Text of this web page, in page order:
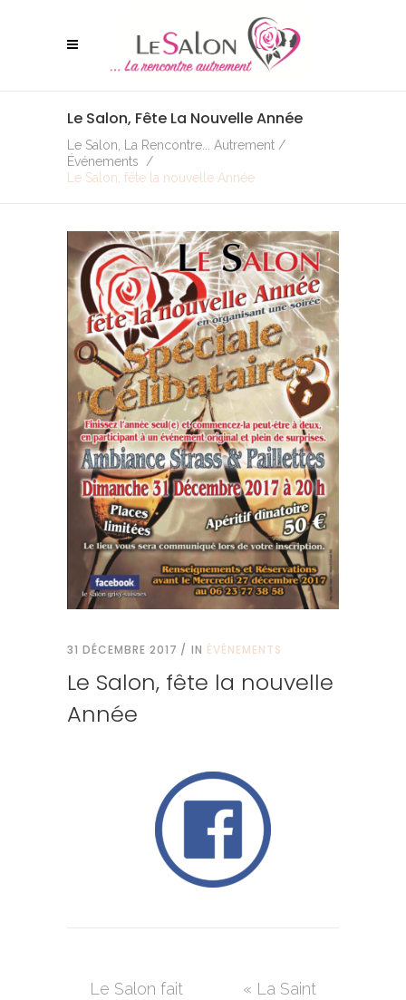
Le Salon, Fête La Nouvelle Année
Le Salon, La Rencontre... Autrement /
Événements /
Le Salon, fête la nouvelle Année
31 DÉCEMBRE 2017 IN ÉVÉNEMENTS
Le Salon, fête la nouvelle
Année
Le Salon fait
« La Saint